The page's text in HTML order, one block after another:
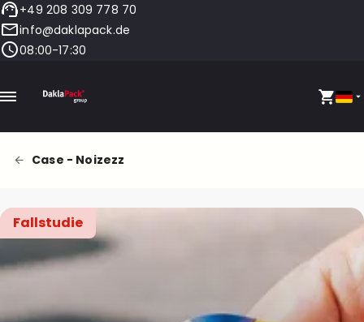
+49 208 309 778 70
info@daklapack.de
08:00-17:30
Case - Noizezz
Fallstudie